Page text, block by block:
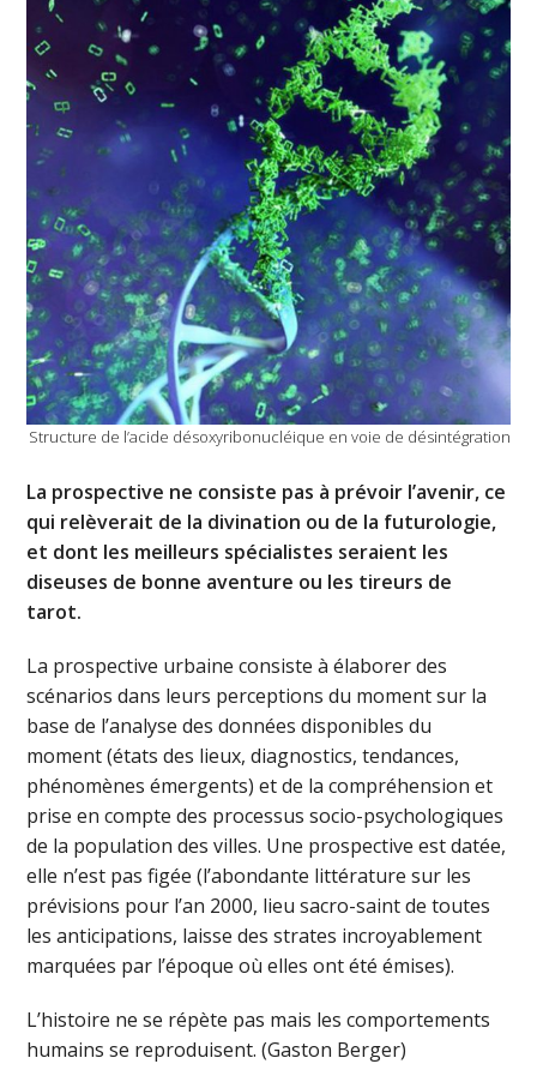
Structure de l’acide désoxyribonucléique en voie de désintégration
La prospective ne consiste pas à prévoir l’avenir, ce
qui relèverait de la divination ou de la futurologie,
et dont les meilleurs spécialistes seraient les
diseuses de bonne aventure ou les tireurs de
tarot.
La prospective urbaine consiste à élaborer des
scénarios dans leurs perceptions du moment sur la
base de l’analyse des données disponibles du
moment (états des lieux, diagnostics, tendances,
phénomènes émergents) et de la compréhension et
prise en compte des processus socio-psychologiques
de la population des villes. Une prospective est datée,
elle n’est pas figée (l’abondante littérature sur les
prévisions pour l’an 2000, lieu sacro-saint de toutes
les anticipations, laisse des strates incroyablement
marquées par l’époque où elles ont été émises).
L’histoire ne se répète pas mais les comportements
humains se reproduisent. (Gaston Berger)